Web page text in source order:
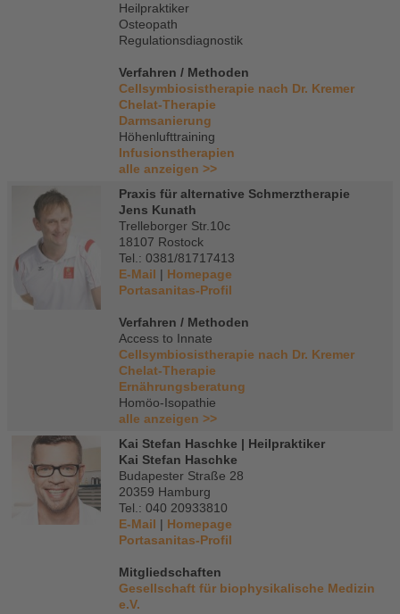
Heilpraktiker
Osteopath
Regulationsdiagnostik
Verfahren / Methoden
Cellsymbiosistherapie nach Dr. Kremer
Chelat-Therapie
Darmsanierung
Höhenlufttraining
Infusionstherapien
alle anzeigen >>
Praxis für alternative Schmerztherapie
Jens Kunath
Trelleborger Str.10c
18107 Rostock
Tel.: 0381/81717413
E-Mail | Homepage
Portasanitas-Profil
Verfahren / Methoden
Access to Innate
Cellsymbiosistherapie nach Dr. Kremer
Chelat-Therapie
Ernährungsberatung
Homöo-Isopathie
alle anzeigen >>
Kai Stefan Haschke | Heilpraktiker
Kai Stefan Haschke
Budapester Straße 28
20359 Hamburg
Tel.: 040 20933810
E-Mail | Homepage
Portasanitas-Profil
Mitgliedschaften
Gesellschaft für biophysikalische Medizin
e.V.